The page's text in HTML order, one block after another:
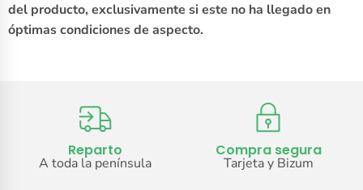
del producto, exclusivamente si este no ha llegado en
óptimas condiciones de aspecto.
Reparto
A toda la península
Compra segura
Tarjeta y Bizum